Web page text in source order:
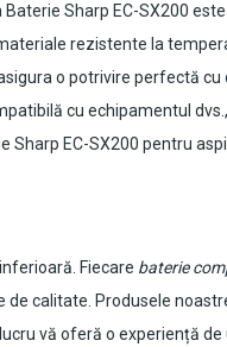
Baterie Sharp EC-SX200
rezistente la
o potrivire perfectă
cu echipamentul
Sharp EC-SX200 pentru
Fiecare baterie
calitate. Produsele
vă oferă o experiență